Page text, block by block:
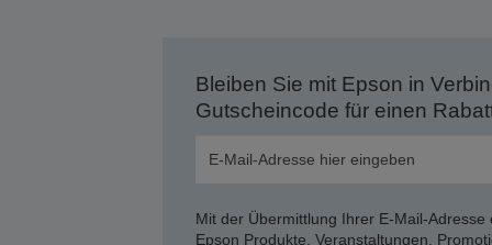
Bleiben Sie mit Epson in
Gutscheincode für einen
Mit der Übermittlung Ihrer E-Mail-
Epson Produkte, Veranstaltungen,